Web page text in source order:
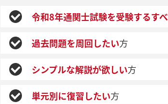
令和8年通関士試験を受験するす
過去問題を周回したい方
シンプルな解説が欲しい方
単元別に復習したい方